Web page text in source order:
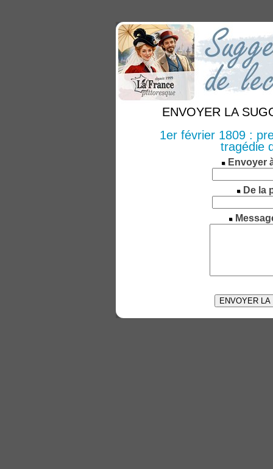
ENVOYER LA
1er février 1809 :
tragédie
Envoyer
De la